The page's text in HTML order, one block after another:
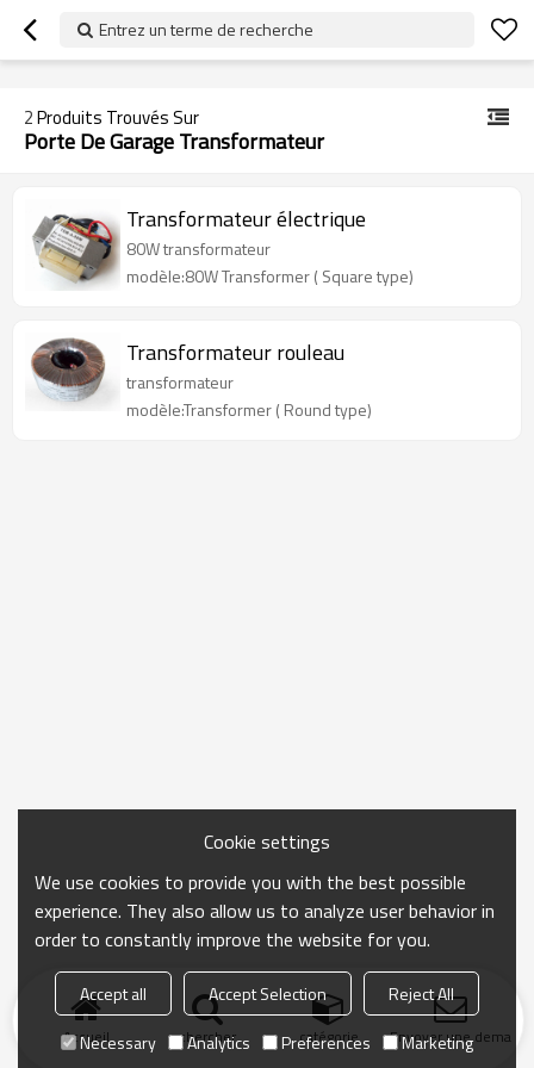
googlea70fe95786458a77.html
Entrez un terme de recherche
2Produits Trouvés Sur
Porte De Garage Transformateur
Transformateur électrique
80W transformateur
modèle:80W Transformer ( Square type)
Transformateur rouleau
transformateur
modèle:Transformer ( Round type)
Accueil chercher catégorie Envoyer une
Cookie settings
We use cookies to provide you with the best possible
experience. They also allow us to analyze user behavior in
order to constantly improve the website for you.
Accept all Accept Selection
Reject All
Necessary
Analytics Preferences Marketing